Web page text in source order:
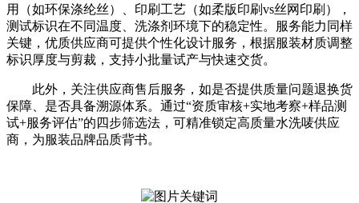
用（如环保涤纶丝）、印刷工艺（如柔版印刷vs丝网印刷），
测试标识在不同温度、洗涤剂环境下的稳定性。服务能力同样
关键，优质供应商可提供个性化设计服务，根据服装材质调整
标识厚度与剪裁，支持小批量试产与快速交货。
此外，关注供应商售后服务，如是否提供质量问题退换货
保障、是否具备溯源体系。通过“资质审核+实地考察+样品测
试+服务评估”的四步筛选法，可精准锁定高质量水洗唛供应
商，为服装品牌品质背书。